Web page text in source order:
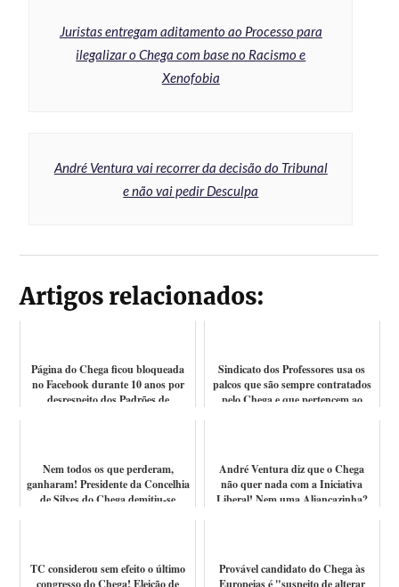
Juristas entregam aditamento ao Processo para
ilegalizar o Chega com base no Racismo e
Xenofobia
André Ventura vai recorrer da decisão do Tribunal
e não vai pedir Desculpa
Artigos relacionados:
Página do Chega ficou bloqueada
no Facebook durante 10 anos por
desrespeito dos Padrões de
Sindicato dos Professores usa os
palcos que são sempre contratados
pelo Chega e que pertencem ao
Nem todos os que perderam,
ganharam! Presidente da Concelhia
de Silves do Chega demitiu-se
André Ventura diz que o Chega
não quer nada com a Iniciativa
Liberal! Nem uma Aliançazinha?
TC considerou sem efeito o último
congresso do Chega! Eleição de
Provável candidato do Chega às
Europeias é "suspeito de alterar